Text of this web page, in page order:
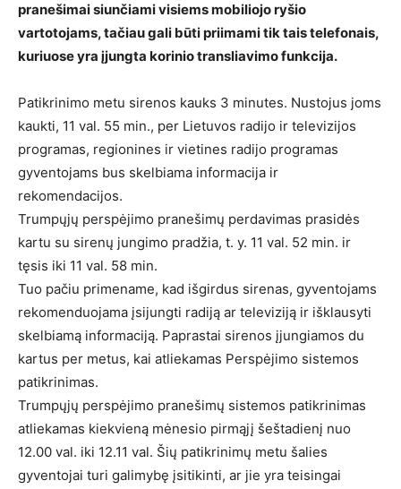
pranešimai siunčiami visiems mobiliojo ryšio
vartotojams, tačiau gali būti priimami tik tais telefonais,
kuriuose yra įjungta korinio transliavimo funkcija.
Patikrinimo metu sirenos kauks 3 minutes. Nustojus joms
kaukti, 11 val. 55 min., per Lietuvos radijo ir televizijos
programas, regionines ir vietines radijo programas
gyventojams bus skelbiama informacija ir
rekomendacijos.
Trumpųjų perspėjimo pranešimų perdavimas prasidės
kartu su sirenų jungimo pradžia, t. y. 11 val. 52 min. ir
tęsis iki 11 val. 58 min.
Tuo pačiu primename, kad išgirdus sirenas, gyventojams
rekomenduojama įsijungti radiją ar televiziją ir išklausyti
skelbiamą informaciją. Paprastai sirenos įjungiamos du
kartus per metus, kai atliekamas Perspėjimo sistemos
patikrinimas.
Trumpųjų perspėjimo pranešimų sistemos patikrinimas
atliekamas kiekvieną mėnesio pirmąjį šeštadienį nuo
12.00 val. iki 12.11 val. Šių patikrinimų metu šalies
gyventojai turi galimybę įsitikinti, ar jie yra teisingai